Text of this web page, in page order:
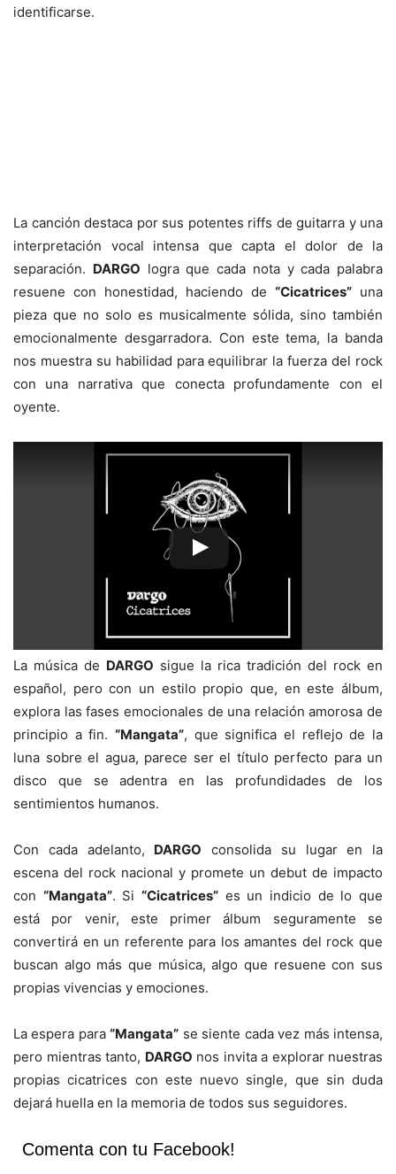
identificarse.
La canción destaca por sus potentes riffs de guitarra y una
interpretación vocal intensa que capta el dolor de la
separación. DARGO logra que cada nota y cada palabra
resuene con honestidad, haciendo de “Cicatrices” una
pieza que no solo es musicalmente sólida, sino también
emocionalmente desgarradora. Con este tema, la banda
nos muestra su habilidad para equilibrar la fuerza del rock
con una narrativa que conecta profundamente con el
oyente.
La música de DARGO sigue la rica tradición del rock en
español, pero con un estilo propio que, en este álbum,
explora las fases emocionales de una relación amorosa de
principio a fin. “Mangata”, que significa el reflejo de la
luna sobre el agua, parece ser el título perfecto para un
disco que se adentra en las profundidades de los
sentimientos humanos.
Con cada adelanto, DARGO consolida su lugar en la
escena del rock nacional y promete un debut de impacto
con “Mangata”. Si“Cicatrices” es un indicio de lo que
está por venir, este primer álbum seguramente se
convertirá en un referente para los amantes del rock que
buscan algo más que música, algo que resuene con sus
propias vivencias y emociones.
La espera para“Mangata” se siente cada vez más intensa,
pero mientras tanto, DARGO nos invita a explorar nuestras
propias cicatrices con este nuevo single, que sin duda
dejará huella en la memoria de todos sus seguidores.
Comenta con tu Facebook!